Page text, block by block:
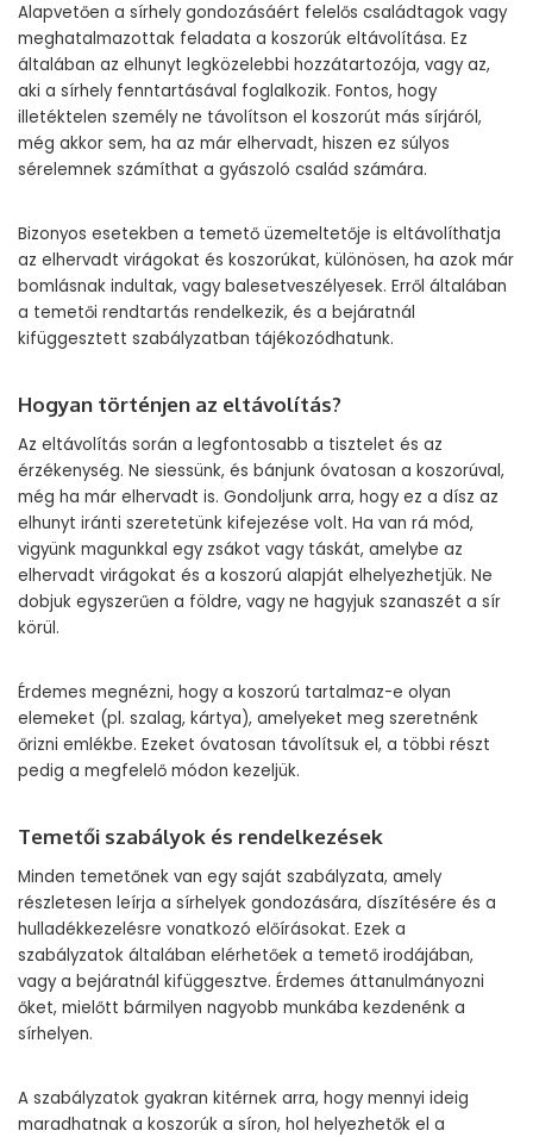
Alapvetően a sírhely gondozásáért felelős családtagok vagy
meghatalmazottak feladata a koszorúk eltávolítása. Ez
általában az elhunyt legközelebbi hozzátartozója, vagy az,
aki a sírhely fenntartásával foglalkozik. Fontos, hogy
illetéktelen személy ne távolítson el koszorút más sírjáról,
még akkor sem, ha az már elhervadt, hiszen ez súlyos
sérelemnek számíthat a gyászoló család számára.
Bizonyos esetekben a temető üzemeltetője is eltávolíthatja
az elhervadt virágokat és koszorúkat, különösen, ha azok már
bomlásnak indultak, vagy balesetveszélyesek. Erről általában
a temetői rendtartás rendelkezik, és a bejáratnál
kifüggesztett szabályzatban tájékozódhatunk.
Hogyan történjen az eltávolítás?
Az eltávolítás során a legfontosabb a tisztelet és az
érzékenység. Ne siessünk, és bánjunk óvatosan a koszorúval,
még ha már elhervadt is. Gondoljunk arra, hogy ez a dísz az
elhunyt iránti szeretetünk kifejezése volt. Ha van rá mód,
vigyünk magunkkal egy zsákot vagy táskát, amelybe az
elhervadt virágokat és a koszorú alapját elhelyezhetjük. Ne
dobjuk egyszerűen a földre, vagy ne hagyjuk szanaszét a sír
körül.
Érdemes megnézni, hogy a koszorú tartalmaz-e olyan
elemeket (pl. szalag, kártya), amelyeket meg szeretnénk
őrizni emlékbe. Ezeket óvatosan távolítsuk el, a többi részt
pedig a megfelelő módon kezeljük.
Temetői szabályok és rendelkezések
Minden temetőnek van egy saját szabályzata, amely
részletesen leírja a sírhelyek gondozására, díszítésére és a
hulladékkezelésre vonatkozó előírásokat. Ezek a
szabályzatok általában elérhetőek a temető irodájában,
vagy a bejáratnál kifüggesztve. Érdemes áttanulmányozni
őket, mielőtt bármilyen nagyobb munkába kezdenénk a
sírhelyen.
A szabályzatok gyakran kitérnek arra, hogy mennyi ideig
maradhatnak a koszorúk a síron, hol helyezhetők el a